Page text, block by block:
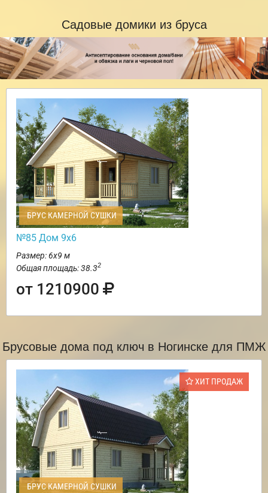
Садовые домики из бруса
БРУС КАМЕРНОЙ СУШКИ
№85 Дом 9х6
Размер: 6х9 м
Общая площадь: 38.32
от 1210900
Брусовые дома под ключ в Ногинске для ПМЖ
ХИТ ПРОДАЖ
БРУС КАМЕРНОЙ СУШКИ